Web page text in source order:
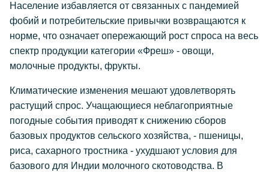
Население избавляется от связанных с пандемией
фобий и потребительские привычки возвращаются к
норме, что означает опережающий рост спроса на весь
спектр продукции категории «Фреш» - овощи,
молочные продукты, фрукты.
Климатические изменения мешают удовлетворять
растущий спрос. Учащающиеся неблагоприятные
погодные события приводят к снижению сборов
базовых продуктов сельского хозяйства, - пшеницы,
риса, сахарного тростника - ухудшают условия для
базового для Индии молочного скотоводства. В